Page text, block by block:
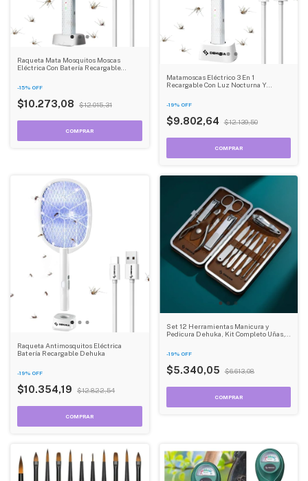
Raqueta Mata Mosquitos Moscas
Eléctrica Con Batería Recargable
-15% OFF
$10.273,08 $12.015,31
Matamoscas Eléctrico 3 En 1
Recargable Con Luz Nocturna Y
-19% OFF
$9.802,64 $12.139,50
Raqueta Antimosquitos Eléctrica
Batería Recargable Dehuka
-19% OFF
$10.354,19 $12.822,54
Set 12 Herramientas Manicura y
Pedicura Dehuka, Kit Completo Uñas,
-19% OFF
$5.340,05 $6.613,08